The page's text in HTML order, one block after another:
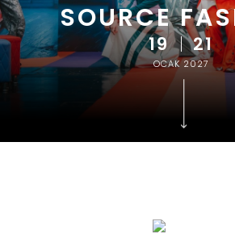
SOURCE
19 | 21
OCAK 2027